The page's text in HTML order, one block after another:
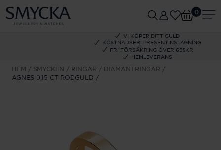
VI KÖPER DITT GULD
KOSTNADSFRI PRESENTINSLAGNING
FRI FÖRSÄKRING ÖVER 695KR
HEMLEVERANS
0
HEM SMYCKEN RINGAR
DIAMANTRINGAR
AGNES 0,15 CT RÖDGULD